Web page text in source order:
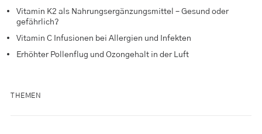
Vitamin K2 als Nahrungsergänzungsmittel – Gesund oder
gefährlich?
Vitamin C Infusionen bei Allergien und Infekten
Erhöhter Pollenflug und Ozongehalt in der Luft
THEMEN